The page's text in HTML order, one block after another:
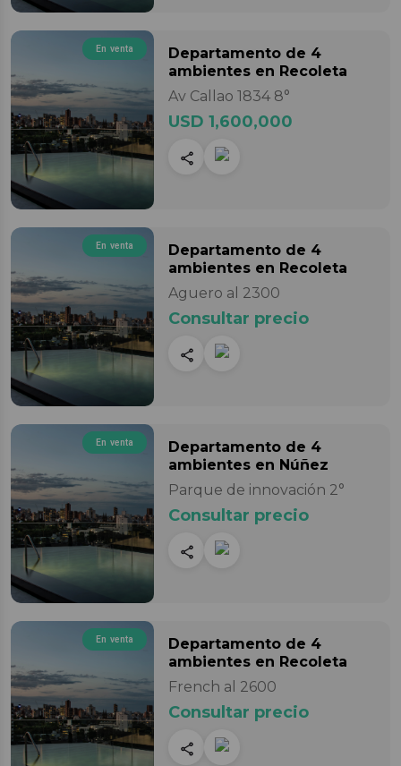
En venta Departamento de 4
ambientes en Recoleta
Av Callao 1834 8°
USD 1,600,000
En venta Departamento de 4
ambientes en Recoleta
Aguero al 2300
Consultar precio
En venta Departamento de 4
ambientes en Núñez
Parque de innovación 2°
Consultar precio
En venta Departamento de 4
ambientes en Recoleta
French al 2600
Consultar precio